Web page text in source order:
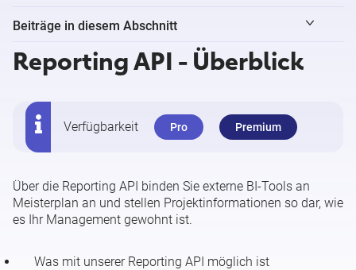
Beiträge in diesem Abschnitt
Reporting API - Überblick
Microsoft Power BI-Berichtsvorlagen
Microsoft Power BI mit Meisterplan verbinden
Microsoft Excel für die Berichtserstellung
Reporting API - Überblick
Verfügbarkeit Pro Premium
Über die Reporting API binden Sie externe BI-Tools an
Meisterplan an und stellen Projektinformationen so dar, wie
es Ihr Management gewohnt ist.
Was mit unserer Reporting API möglich ist